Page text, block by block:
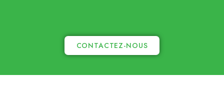
CONTACTEZ-NOUS